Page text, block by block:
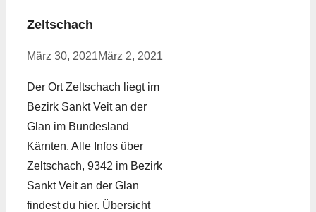
Zeltschach
März 30, 2021März 2, 2021
Der Ort Zeltschach liegt im
Bezirk Sankt Veit an der
Glan im Bundesland
Kärnten. Alle Infos über
Zeltschach, 9342 im Bezirk
Sankt Veit an der Glan
findest du hier. Übersicht